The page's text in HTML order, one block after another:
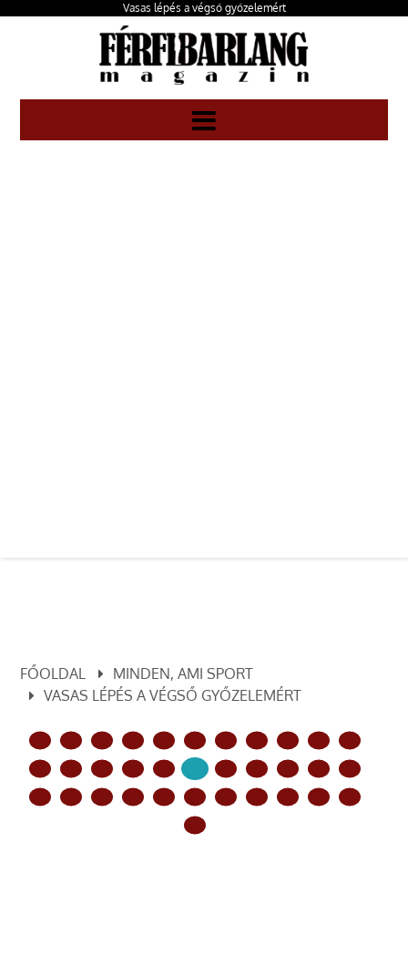
Vasas lépés a végső győzelemért
FŐOLDAL
MINDEN, AMI SPORT
VASAS LÉPÉS A VÉGSŐ GYŐZELEMÉRT